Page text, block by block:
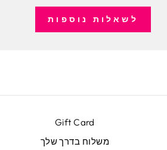
לשאלות נוספות
Gift Card
משלוח בדרך שלך